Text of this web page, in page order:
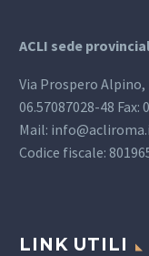
ACLI sede
Via Prospero Alpino,
06.57087028-48 Fax:
Mail:
Codice fiscale:
LINK UTILI